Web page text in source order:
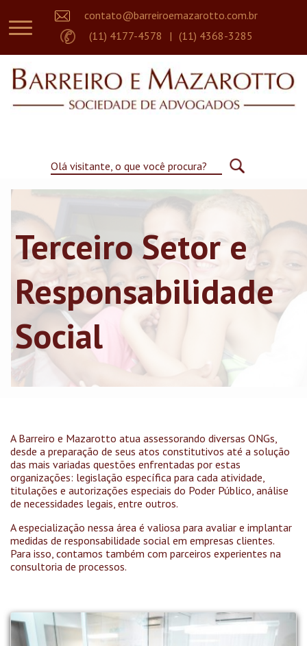
contato@barreiroemazarotto.com.br
(11) 4177-4578
| (11) 4368-3285
Olá visitante, o que você procura?
Áreas de Atuação
Sobre nós
Artigos e Notícias
Empreendedor
Contato
Terceiro Setor e
Responsabilidade
Social
A Barreiro e Mazarotto atua assessorando diversas ONGs,
desde a preparação de seus atos constitutivos até a solução
das mais variadas questões enfrentadas por estas
organizações: legislação específica para cada atividade,
titulações e autorizações especiais do Poder Público, análise
de necessidades legais, entre outros.
A especialização nessa área é valiosa para avaliar e implantar
medidas de responsabilidade social em empresas clientes.
Para isso, contamos também com parceiros experientes na
consultoria de processos.